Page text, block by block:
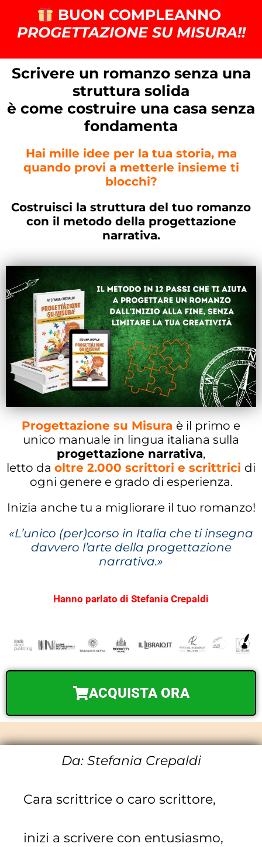
BUON COMPLEANNO
PROGETTAZIONE SU MISURA!!
Scrivere un romanzo senza una
struttura solida
è come costruire una casa senza
fondamenta
Hai mille idee per la tua storia, ma
quando provi a metterle insieme ti
blocchi?
Costruisci la struttura del tuo romanzo
con il metodo della progettazione
narrativa.
Progettazione su Misura è il primo e
unico manuale in lingua italiana sulla
progettazione narrativa,
letto da oltre 2.000 scrittori e scrittrici di
ogni genere e grado di esperienza.
Inizia anche tu a migliorare il tuo romanzo!
«L’unico (per)corso in Italia che ti insegna
davvero l’arte della progettazione
narrativa.»
Hanno parlato di Stefania Crepaldi
ACQUISTA ORA
Da: Stefania Crepaldi
Cara scrittrice o caro scrittore,
inizi a scrivere con entusiasmo,